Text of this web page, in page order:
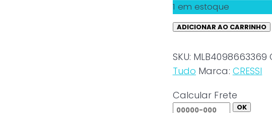
1 em estoque
Snorkel
Supernova
Dry
quantidade
ADICIONAR AO CARRINHO
SKU: MLB4098663369
Tudo Marca: CRESSI
Calcular Frete
OK